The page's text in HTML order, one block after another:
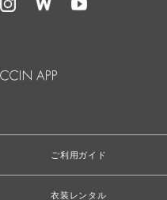
ご利用ガイド
衣装レンタル